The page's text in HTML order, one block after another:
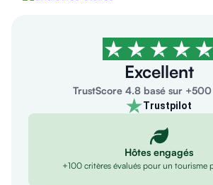
Excellent
TrustScore 4.8 basé sur +500
Trustpilot
Hôtes engagés
+100 critères évalués pour un tourisme